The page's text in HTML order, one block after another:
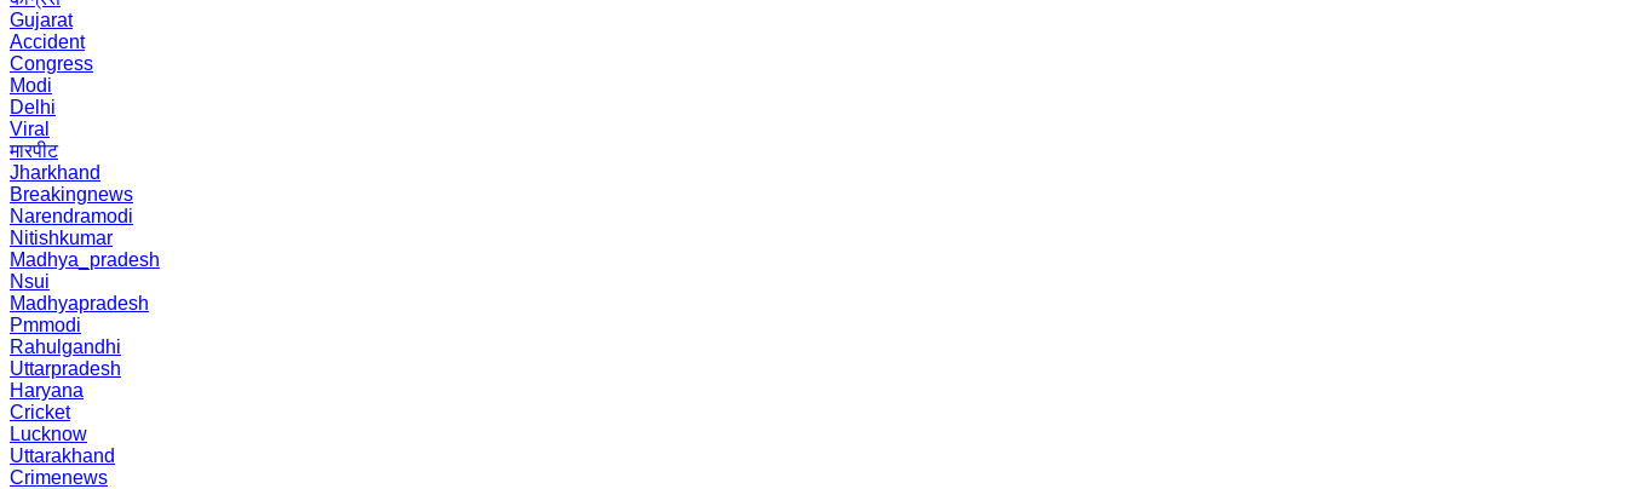
Gujarat
Accident
Congress
Modi
Delhi
Viral
मारपीट
Jharkhand
Breakingnews
Narendramodi
Nitishkumar
Madhya_pradesh
Nsui
Madhyapradesh
Pmmodi
Rahulgandhi
Uttarpradesh
Haryana
Cricket
Lucknow
Uttarakhand
Crimenews